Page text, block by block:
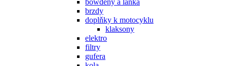
brzdy
doplňky k motocyklu
klaksony
elektro
filtry
gufera